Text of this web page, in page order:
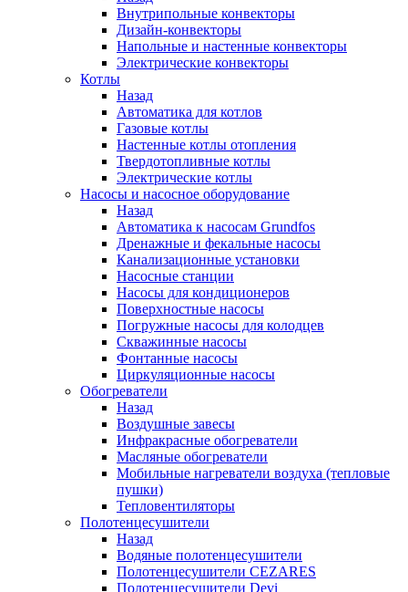
Внутрипольные конвекторы
Дизайн-конвекторы
Напольные и настенные конвекторы
Электрические конвекторы
Котлы
Назад
Автоматика для котлов
Газовые котлы
Настенные котлы отопления
Твердотопливные котлы
Электрические котлы
Насосы и насосное оборудование
Назад
Автоматика к насосам Grundfos
Дренажные и фекальные насосы
Канализационные установки
Насосные станции
Насосы для кондиционеров
Поверхностные насосы
Погружные насосы для колодцев
Скважинные насосы
Фонтанные насосы
Циркуляционные насосы
Обогреватели
Назад
Воздушные завесы
Инфракрасные обогреватели
Масляные обогреватели
Мобильные нагреватели воздуха (тепловые
пушки)
Тепловентиляторы
Полотенцесушители
Назад
Водяные полотенцесушители
Полотенцесушители CEZARES
Полотенцесушители Devi